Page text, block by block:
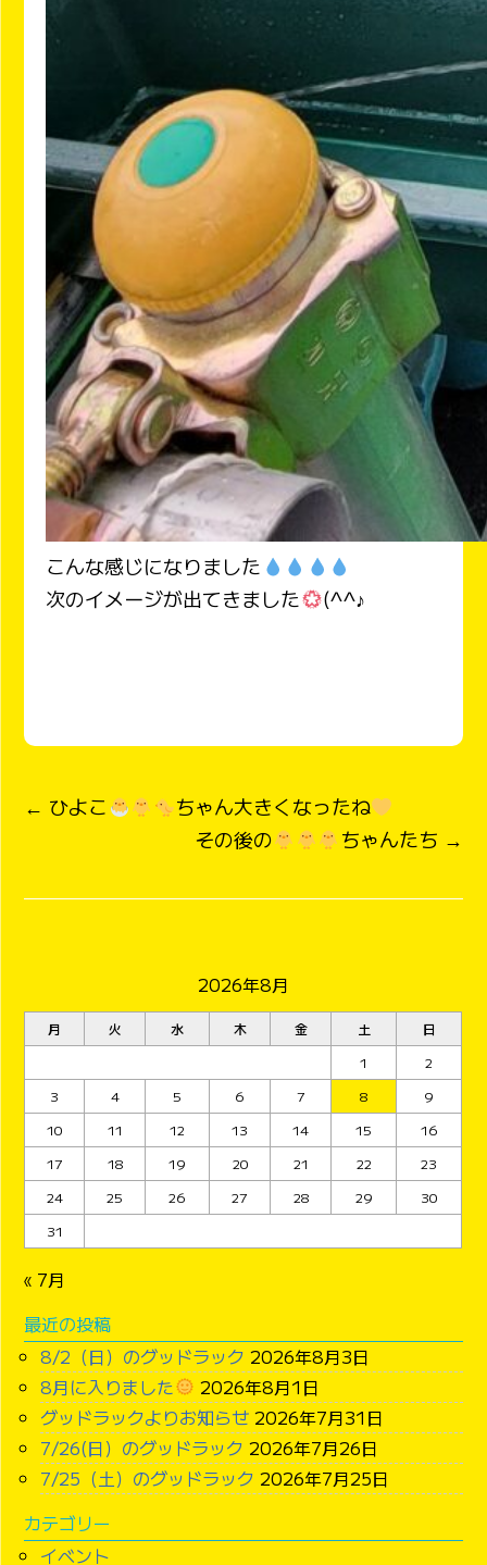
こんな感じになりました
次のイメージが出てきました
(^^♪
← ひよこ
ちゃん大きくなったね
その後の
ちゃんたち →
2026年8月
月 火 水 木 金 土
日
1
2
3
4 5 6 7 8
9
10
11 12 13 14 15
16
17
18 19 20 21 22
23
24
25 26 27 28 29
30
31
« 7月
最近の投稿
8/2（日）のグッドラック 2026年8月3日
8月に入りました
2026年8月1日
グッドラックよりお知らせ 2026年7月31日
7/26(日）のグッドラック 2026年7月26日
7/25（土）のグッドラック 2026年7月25日
カテゴリー
イベント